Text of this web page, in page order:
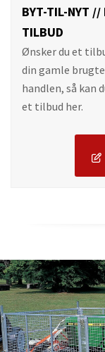
BYT-TIL-NYT //
TILBUD
Ønsker du et
din gamle
handlen, så kan
et tilbud her.